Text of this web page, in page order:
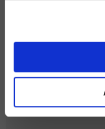
aan of
Knit-ted